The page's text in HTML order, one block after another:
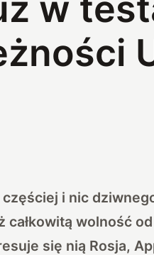
i nic
wolność od
się nią Rosja,